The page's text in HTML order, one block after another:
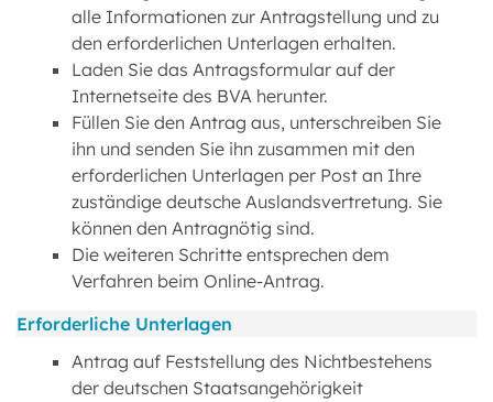
alle Informationen zur Antragstellung und zu
den erforderlichen Unterlagen erhalten.
Laden Sie das Antragsformular auf der
Internetseite des BVA herunter.
Füllen Sie den Antrag aus, unterschreiben Sie
ihn und senden Sie ihn zusammen mit den
erforderlichen Unterlagen per Post an Ihre
zuständige deutsche Auslandsvertretung. Sie
können den Antragnötig sind.
Die weiteren Schritte entsprechen dem
Verfahren beim Online-Antrag.
Erforderliche Unterlagen
Antrag auf Feststellung des Nichtbestehens
der deutschen Staatsangehörigkeit